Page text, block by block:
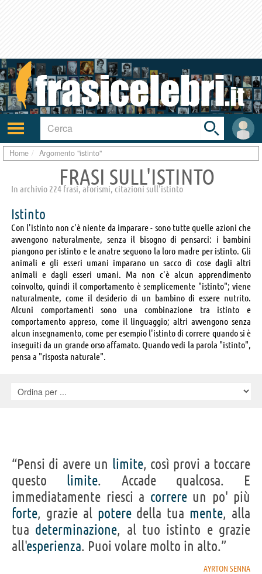
Attiva/disattiva
navigazione
User
area
Toggle
search
bar
Home Argomento "istinto"
FRASI SULL'ISTINTO
In archivio 224 frasi, aforismi, citazioni sull'istinto
Istinto
Con l'istinto non c'è niente da imparare - sono tutte quelle azioni che
avvengono naturalmente, senza il bisogno di pensarci: i bambini
piangono per istinto e le anatre seguono la loro madre per istinto. Gli
animali e gli esseri umani imparano un sacco di cose dagli altri
animali e dagli esseri umani. Ma non c'è alcun apprendimento
coinvolto, quindi il comportamento è semplicemente "istinto"; viene
naturalmente, come il desiderio di un bambino di essere nutrito.
Alcuni comportamenti sono una combinazione tra istinto e
comportamento appreso, come il linguaggio; altri avvengono senza
alcun insegnamento, come per esempio l'istinto di correre quando si è
inseguiti da un grande orso affamato. Quando vedi la parola "istinto",
pensa a "risposta naturale".
“Pensi di avere un limite, così provi a toccare
questo limite. Accade qualcosa. E
immediatamente riesci a correreun po' più
forte, grazie al poteredella tua mente, alla
tua determinazione, al tuo istinto e grazie
all'esperienza. Puoi volare molto in alto.”
AYRTON SENNA